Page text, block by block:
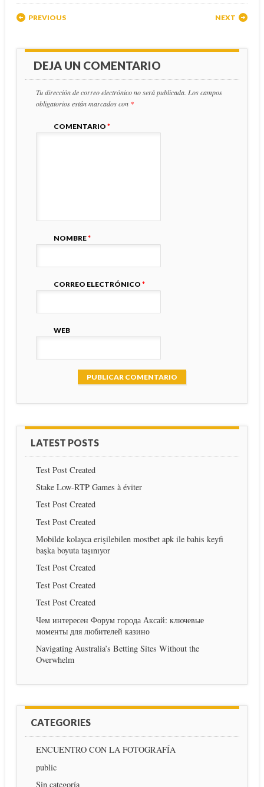
Post navigation
PREVIOUS NEXT
DEJA UN COMENTARIO
Tu dirección de correo electrónico no será publicada. Los campos
obligatorios están marcados con *
COMENTARIO *
NOMBRE*
CORREO ELECTRÓNICO *
WEB
LATEST POSTS
Test Post Created
Stake Low-RTP Games à éviter
Test Post Created
Test Post Created
Mobilde kolayca erişilebilen mostbet apk ile bahis keyfi
başka boyuta taşınıyor
Test Post Created
Test Post Created
Test Post Created
Чем интересен Форум города Аксай: ключевые
моменты для любителей казино
Navigating Australia’s Betting Sites Without the
Overwhelm
CATEGORIES
ENCUENTRO CON LA FOTOGRAFÍA
public
Sin categoría